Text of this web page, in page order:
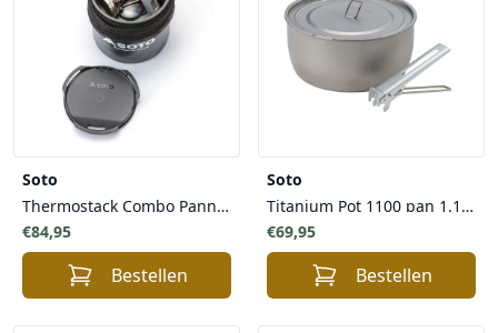
Soto
Thermostack Combo Pannenset
€84,95
Bestellen
Soto
Titanium Pot 1100 pan 1.1 liter
€69,95
Bestellen